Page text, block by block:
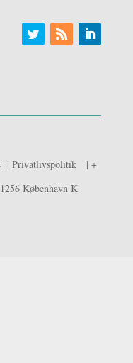
| Privatlivspolitik | +
København K